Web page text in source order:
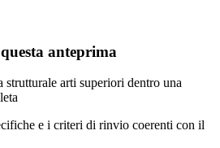
anteprima
strutturale arti superiori dentro una
e i criteri di rinvio coerenti con il